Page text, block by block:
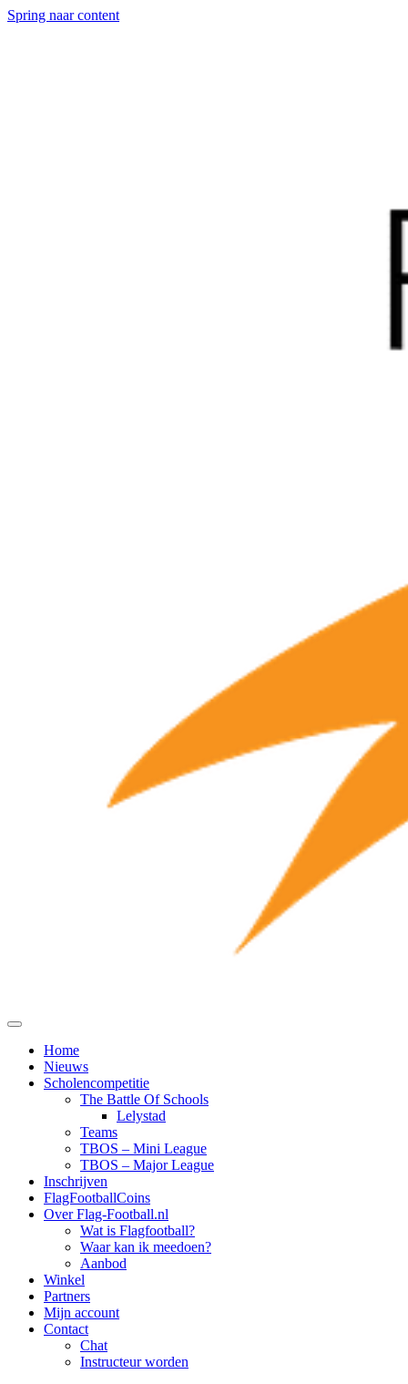
Spring naar content
Home
Nieuws
Scholencompetitie
The Battle Of Schools
Lelystad
Teams
TBOS – Mini League
TBOS – Major League
Inschrijven
FlagFootballCoins
Over Flag-Football.nl
Wat is Flagfootball?
Waar kan ik meedoen?
Aanbod
Winkel
Partners
Mijn account
Contact
Chat
Instructeur worden